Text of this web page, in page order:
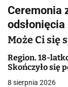
i
g
a
c
Ceremonia
Może Ci się
Region. 18-
Skończyło się
8 sierpnia 2026